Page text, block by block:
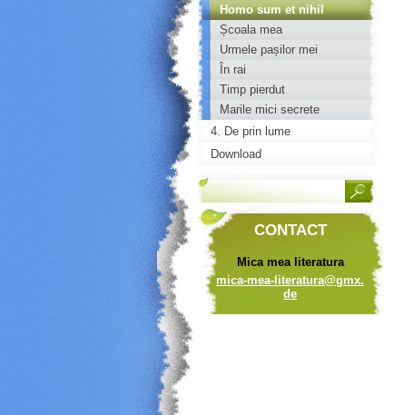
Homo sum et nihil
humani...
Școala mea
Urmele pașilor mei
În rai
Timp pierdut
Marile mici secrete
4. De prin lume
Download
CONTACT
Mica mea literatura
mica-mea-literatura@gmx.
de